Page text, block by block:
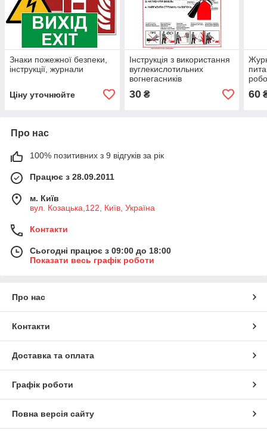
Знаки пожежної безпеки,
інструкції, журнали
Ціну уточнюйте
Інструкція з використання
вуглекислотильних
вогнегасників
30₴ 60
Про нас
100% позитивних з 9 відгуків за рік
Працює з 28.09.2011
м. Київ
вул. Козацька,122, Київ, Україна
Контакти
Сьогодні працює з 09:00 до 18:00
Показати весь графік роботи
Про нас
Контакти
Доставка та оплата
Графік роботи
Повна версія сайту